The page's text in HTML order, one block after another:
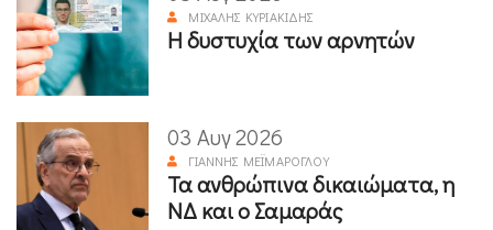
ΜΙΧΆΛΗΣ ΚΥΡΙΑΚΊΔΗΣ
Η δυστυχία των αρνητών
03 Αυγ 2026
ΓΙΆΝΝΗΣ ΜΕΪΜΆΡΟΓΛΟΥ
Τα ανθρώπινα δικαιώματα, η
ΝΔ και ο Σαμαράς